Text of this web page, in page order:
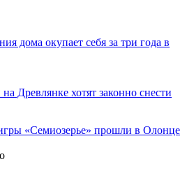
дома окупает себя за три года в
Древлянке хотят законно снести
«Семиозерье» прошли в Олонце